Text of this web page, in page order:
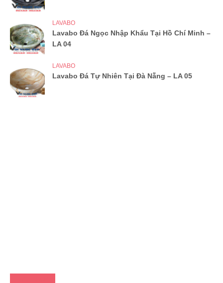
LAVABO
Lavabo Đá Ngọc Nhập Khẩu Tại Hồ Chí Minh –
LA 04
LAVABO
Lavabo Đá Tự Nhiên Tại Đà Nẵng – LA 05